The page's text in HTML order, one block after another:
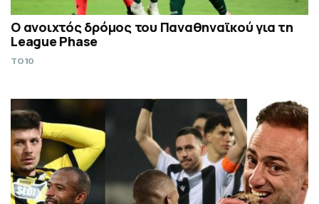
Ο ανοιχτός δρόμος του Παναθηναϊκού για τη
League Phase
TO10